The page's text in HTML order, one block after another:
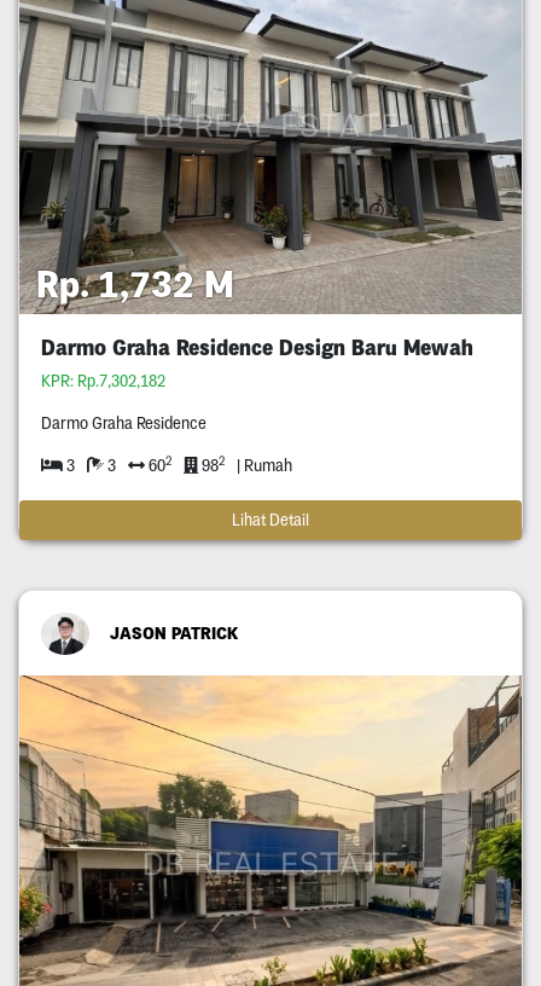
Rp. 1,732 M
Darmo Graha Residence Design Baru Mewah
KPR: Rp.7,302,182
Darmo Graha Residence
3 3 602 982 | Rumah
Lihat Detail
JASON PATRICK